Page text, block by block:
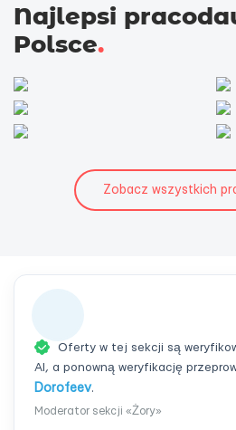
Najlepsi
Polsce.
Zobacz wszystkich
Oferty w tej sekcji są
AI, a ponowną weryfikację
Dorofeev.
Moderator sekcji «Żory»